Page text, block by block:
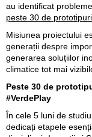
au identificat
peste 30 de prototipuri
Misiunea proiectului
generații despre
generarea soluțiilor
climatice tot mai
Peste 30 de
#VerdePlay
În cele 5 luni de
dedicați etapele